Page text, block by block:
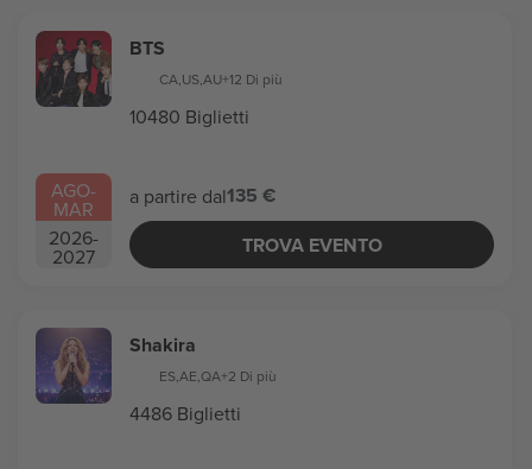
AGO-
MAR
2026-
2027
BTS
CA,US,AU+12 Di più
10480 Biglietti
a partire dal135 €
TROVA EVENTO
Shakira
ES,AE,QA+2 Di più
4486 Biglietti